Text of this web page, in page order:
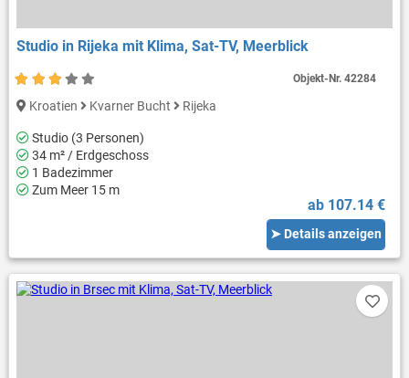
Studio in Rijeka mit Klima, Sat-TV, Meerblick
Kroatien Kvarner Bucht Rijeka
Studio (3 Personen)
34 m² / Erdgeschoss
1 Badezimmer
Zum Meer 15 m
ab 107.14 €
➤ Details anzeigen
Objekt-Nr.42284